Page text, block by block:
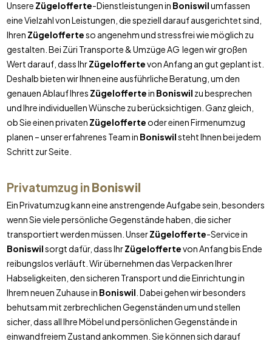
Unsere Zügelofferte-Dienstleistungen in Boniswilumfassen
eine Vielzahl von Leistungen, die speziell darauf ausgerichtet sind,
Ihren Zügelofferteso angenehm und stressfrei wie möglich zu
gestalten. Bei Züri Transporte & Umzüge AG legen wir großen
Wert darauf, dass IhrZügeloffertevon Anfang an gut geplant ist.
Deshalb bieten wir Ihnen eine ausführliche Beratung, um den
genauen Ablauf Ihres Zügeloffertein Boniswil zu besprechen
und Ihre individuellen Wünsche zu berücksichtigen. Ganz gleich,
ob Sie einen privaten Zügelofferteoder einen Firmenumzug
planen – unser erfahrenes Team in Boniswilsteht Ihnen bei jedem
Schritt zur Seite.
Privatumzug in Boniswil
Ein Privatumzug kann eine anstrengende Aufgabe sein, besonders
wenn Sie viele persönliche Gegenstände haben, die sicher
transportiert werden müssen. UnserZügelofferte-Service in
Boniswilsorgt dafür, dass IhrZügeloffertevon Anfang bis Ende
reibungslos verläuft. Wir übernehmen das Verpacken Ihrer
Habseligkeiten, den sicheren Transport und die Einrichtung in
Ihrem neuen Zuhause in Boniswil . Dabei gehen wir besonders
behutsam mit zerbrechlichen Gegenständen um und stellen
sicher, dass all Ihre Möbel und persönlichen Gegenstände in
einwandfreiem Zustand ankommen. Sie können sich darauf